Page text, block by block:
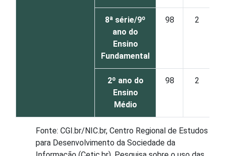
8ª série/9º
ano do
Ensino
Fundamental
98 2
2º ano do
Ensino
Médio
98 2
Fonte: CGI.br/NIC.br, Centro Regional de Estudos
para Desenvolvimento da Sociedade da